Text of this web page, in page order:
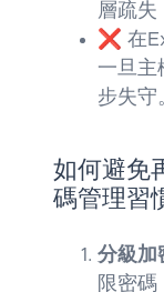
層疏失
❌ 在
一旦主
步失守
如何避免
碼管理習
分級加
限密